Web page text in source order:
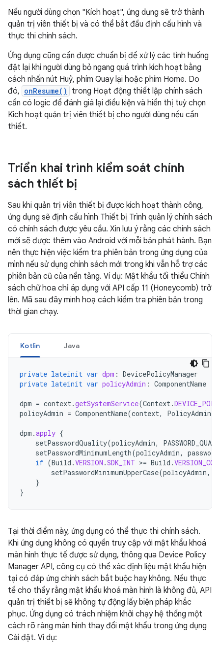
Nếu người dùng chọn "Kích hoạt", ứng dụng sẽ trở thành
quản trị viên thiết bị và có thể bắt đầu định cấu hình và
thực thi chính sách.
Ứng dụng cũng cần được chuẩn bị để xử lý các tình huống
đặt lại khi người dùng bỏ ngang quá trình kích hoạt bằng
cách nhấn nút Huỷ, phím Quay lại hoặc phím Home. Do
đó, onResume()
trong Hoạt động thiết lập chính sách
cần có logic để đánh giá lại điều kiện và hiển thị tuỳ chọn
Kích hoạt quản trị viên thiết bị cho người dùng nếu cần
thiết.
Triển khai trình kiểm soát chính
sách thiết bị
Sau khi quản trị viên thiết bị được kích hoạt thành công,
ứng dụng sẽ định cấu hình Thiết bị Trình quản lý chính sách
có chính sách được yêu cầu. Xin lưu ý rằng các chính sách
mới sẽ được thêm vào Android với mỗi bản phát hành. Bạn
nên thực hiện việc kiểm tra phiên bản trong ứng dụng của
mình nếu sử dụng chính sách mới trong khi vẫn hỗ trợ các
phiên bản cũ của nền tảng. Ví dụ: Mật khẩu tối thiểu Chính
sách chữ hoa chỉ áp dụng với API cấp 11 (Honeycomb) trở
lên. Mã sau đây minh hoạ cách kiểm tra phiên bản trong
thời gian chạy.
Kotlin Java
private lateinit var dpm : DevicePolicyManager
private lateinit var policyAdmin : ComponentName
dpm = context.getSystemService(Context.
policyAdmin = ComponentName(context, PolicyAdmin
dpm .apply {
setPasswordQuality(policyAdmin,
setPasswordMinimumLength(policyAdmin,
if (Build .VERSION .SDK_INT >= Build .
setPasswordMinimumUpperCase(policyAdmin,
}
}
Tại thời điểm này, ứng dụng có thể thực thi chính sách.
Khi ứng dụng không có quyền truy cập với mật khẩu khoá
màn hình thực tế được sử dụng, thông qua Device Policy
Manager API, công cụ có thể xác định liệu mật khẩu hiện
tại có đáp ứng chính sách bắt buộc hay không. Nếu thực
tế cho thấy rằng mật khẩu khoá màn hình là không đủ, API
quản trị thiết bị sẽ không tự động lấy biện pháp khắc
phục. Ứng dụng có trách nhiệm khởi chạy hệ thống một
cách rõ ràng màn hình thay đổi mật khẩu trong ứng dụng
Cài đặt. Ví dụ: